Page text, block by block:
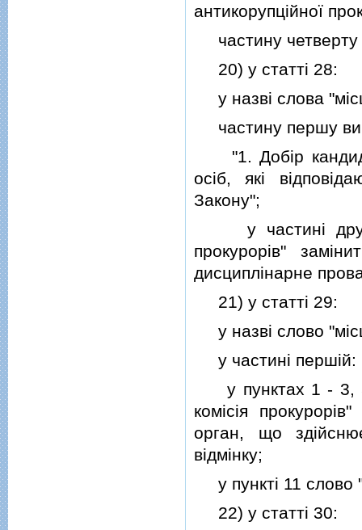
антикорупцiйної
частину четверту
20) у статтi 28:
у назвi слова
частину першу
"1. Добiр
осiб, якi
Закону";
у частинi другiй
прокурорiв"
дисциплiнарне
21) у статтi 29:
у назвi слово
у частинi першiй:
у пунктах 1 - 3, 5
комiсiя
орган, що
вiдмiнку;
у пунктi 11 слово
22) у статтi 30: